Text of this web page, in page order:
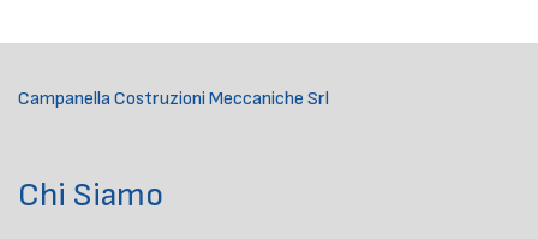
Campanella Costruzioni Meccaniche Srl
Chi Siamo